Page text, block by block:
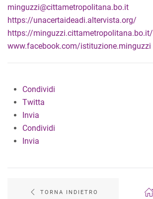
minguzzi@cittametropolitana.bo.it
https://unacertaideadi.altervista.org/
https://minguzzi.cittametropolitana.bo.it/
www.facebook.com/istituzione.minguzzi
Condividi
Twitta
Invia
Condividi
Invia
TORNA INDIETRO